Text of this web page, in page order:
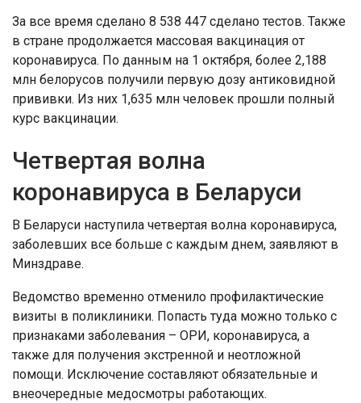
За все время сделано 8 538 447 сделано тестов. Также
в стране продолжается массовая вакцинация от
коронавируса. По данным на 1 октября, более 2,188
млн белорусов получили первую дозу антиковидной
прививки. Из них 1,635 млн человек прошли полный
курс вакцинации.
Четвертая волна
коронавируса в Беларуси
В Беларуси наступила четвертая волна коронавируса,
заболевших все больше с каждым днем, заявляют в
Минздраве.
Ведомство временно отменило профилактические
визиты в поликлиники. Попасть туда можно только с
признаками заболевания – ОРИ, коронавируса, а
также для получения экстренной и неотложной
помощи. Исключение составляют обязательные и
внеочередные медосмотры работающих.